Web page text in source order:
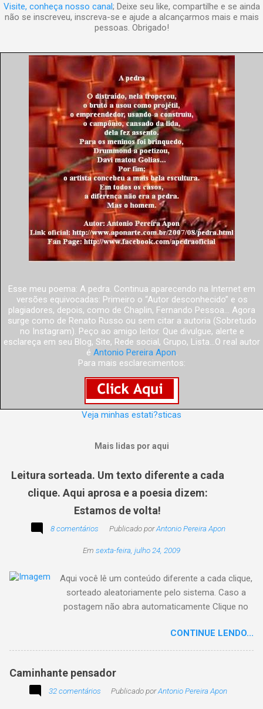
Visite, conheça nosso canal; Deixe seu like, compartilhe e se ainda
não se inscreveu, inscreva-se e ajude a alcançarmos mais e mais
pessoas. Obrigado!
Esse meu poema: A pedra. Continua aparecendo na Internet em
versões equivocadas: Primeiro o “Autor desconhecido” e os
plagiadores, depois, como de Chaplin, Fernando Pessoa... Agora
surge como de Renato Russo ou sem citar a autoria (Sobretudo
no Instagram). Peço ao amigo leitor. Que divulgue, alerte e
esclareça em seu Blog, Site, Rede social, Grupo, Lista...O real autor
é Antonio Pereira Apon.
Para mais esclarecimentos:
Veja minhas estati?sticas
Mais lidas por aqui
Leitura sorteada. Um texto diferente a cada
clique. Aqui aprosa e a poesia dizem:
Estamos de volta!
8 comentários Publicado porAntonio Pereira Apon
Em sexta-feira, julho 24, 2009
Aqui você lê um conteúdo diferente a cada clique,
sorteado aleatoriamente pelo sistema. Caso a
postagem não abra automaticamente Clique no
CONTINUE LENDO...
Caminhante pensador
32 comentários Publicado porAntonio Pereira Apon